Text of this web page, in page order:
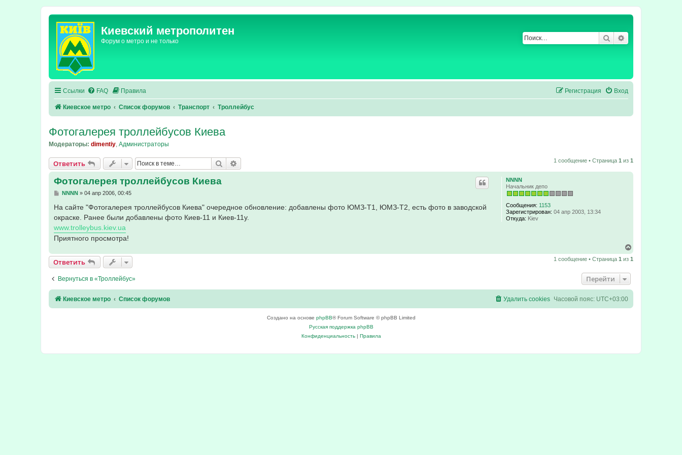
Киевский метрополитен
Форум о метро и не только Поиск
Ссылки FAQ Правила Вход
Регистрация
Киевское метро Список форумов Транспорт Троллейбус
Фотогалерея троллейбусов Киева
Модераторы: dimentiy, Администраторы
Ответить Поиск 1 сообщение • Страница 1 из 1
NNNN
Начальник депо
Сообщения: 1153
Зарегистрирован: 04 апр 2003, 13:34
Откуда: Kiev
Фотогалерея троллейбусов Киева
С
о
щ
е
н
и
NNNN» 04 апр 2006, 00:45
На сайте "Фотогалерея троллейбусов Киева" очередное обновление: добавлены фото ЮМЗ-Т1, ЮМЗ-Т2, есть фото в заводской
окраске. Ранее были добавлены фото Киев-11 и Киев-11у.
www.trolleybus.kiev.ua
Приятного просмотра!
р
у
Ответить 1 сообщение • Страница 1 из 1
Вернуться в «Троллейбус» Перейти
Киевское метро Список форумов Часовой пояс: UTC+03:00
Удалить cookies
Создано на основе phpBB® Forum Software © phpBB Limited
Русская поддержка phpBB
Конфиденциальность| Правила